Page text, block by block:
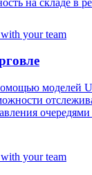
моделей
очередями